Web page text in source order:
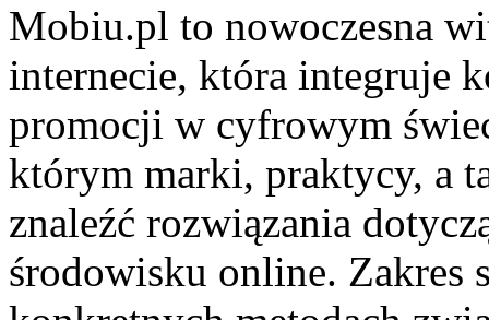
Mobiu.pl to nowoczesna
internecie, która integruje
promocji w cyfrowym
którym marki, praktycy, a
znaleźć rozwiązania
środowisku online. Zakres